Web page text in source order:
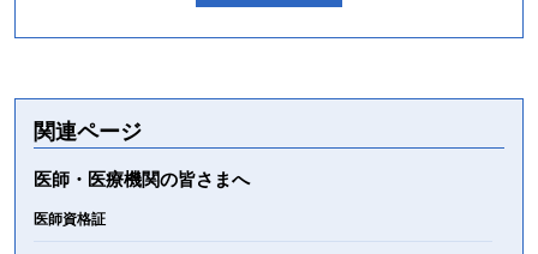
関連ページ
医師・医療機関の皆さまへ
医師資格証